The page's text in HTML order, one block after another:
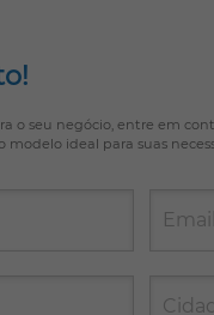
o seu negócio, entre em
ideal para suas